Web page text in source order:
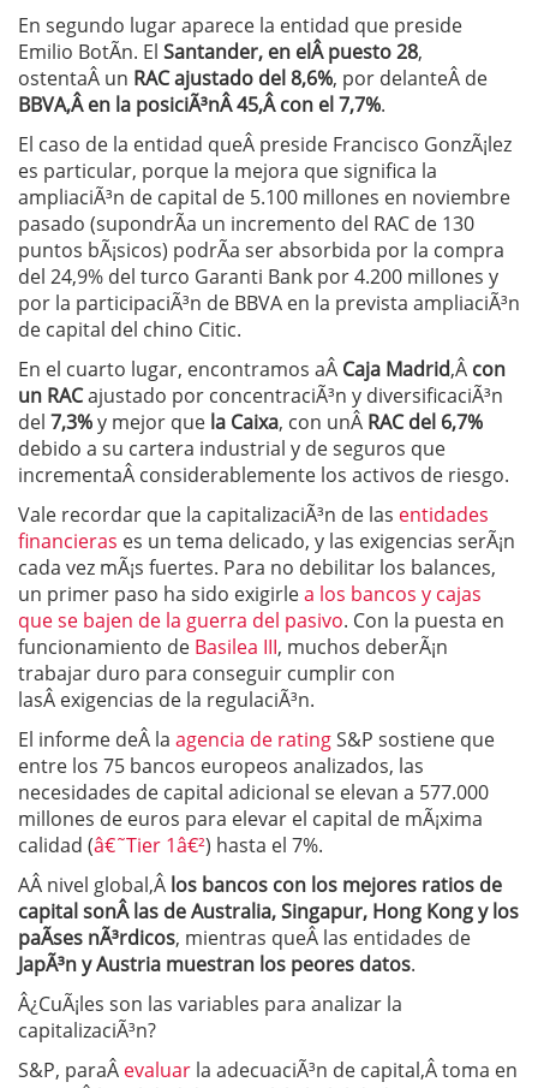
En segundo lugar aparece la entidad que preside
Emilio BotÃ­n. El Santander, en elÂ puesto 28,
ostentaÂ un RAC ajustado del 8,6%, por delanteÂ de
BBVA,Â en la posiciÃ³nÂ 45,Â con el 7,7%.
El caso de la entidad queÂ preside Francisco GonzÃ¡lez
es particular, porque la mejora que significa la
ampliaciÃ³n de capital de 5.100 millones en noviembre
pasado (supondrÃ­a un incremento del RAC de 130
puntos bÃ¡sicos) podrÃ­a ser absorbida por la compra
del 24,9% del turco Garanti Bank por 4.200 millones y
por la participaciÃ³n de BBVA en la prevista ampliaciÃ³n
de capital del chino Citic.
En el cuarto lugar, encontramos aÂ Caja Madrid,Â con
un RACajustado por concentraciÃ³n y diversificaciÃ³n
del 7,3%y mejor que la Caixa, con unÂ RAC del 6,7%
debido a su cartera industrial y de seguros que
incrementaÂ considerablemente los activos de riesgo.
Vale recordar que la capitalizaciÃ³n de las entidades
financieras es un tema delicado, y las exigencias serÃ¡n
cada vez mÃ¡s fuertes. Para no debilitar los balances,
un primer paso ha sido exigirlea los bancos y cajas
que se bajen de la guerra del pasivo. Con la puesta en
funcionamiento de Basilea III, muchos deberÃ¡n
trabajar duro para conseguir cumplir con
lasÂ exigencias de la regulaciÃ³n.
El informe deÂ la agencia de ratingS&P sostiene que
entre los 75 bancos europeos analizados, las
necesidades de capital adicional se elevan a 577.000
millones de euros para elevar el capital de mÃ¡xima
calidad (â€˜Tier 1â€²) hasta el 7%.
AÂ nivel global,Â los bancos con los mejores ratios de
capital sonÂ las de Australia, Singapur, Hong Kong y los
paÃ­ses nÃ³rdicos, mientras queÂ las entidades de
JapÃ³n y Austria muestran los peores datos.
Â¿CuÃ¡les son las variables para analizar la
capitalizaciÃ³n?
S&P, paraÂ evaluar la adecuaciÃ³n de capital,Â toma en